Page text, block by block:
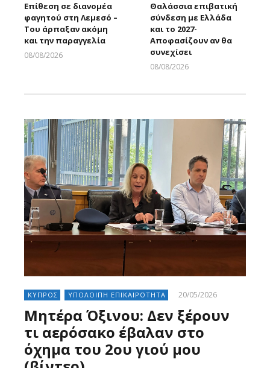
Επίθεση σε διανομέα
φαγητού στη Λεμεσό –
Του άρπαξαν ακόμη
και την παραγγελία
08/08/2026
Θαλάσσια επιβατική
σύνδεση με Ελλάδα
και το 2027-
Αποφασίζουν αν θα
συνεχίσει
08/08/2026
ΚΥΠΡΟΣ ΥΠΟΛΟΙΠΗ ΕΠΙΚΑΙΡΟΤΗΤΑ 20/05/2026
Μητέρα Όξινου: Δεν ξέρουν
τι αερόσακο έβαλαν στο
όχημα του 2ου γιού μου